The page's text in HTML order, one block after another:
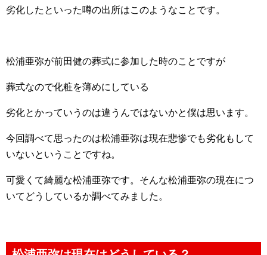
劣化したといった噂の出所はこのようなことです。
松浦亜弥が前田健の葬式に参加した時のことですが
葬式なので化粧を薄めにしている
劣化とかっていうのは違うんではないかと僕は思います。
今回調べて思ったのは松浦亜弥は現在悲惨でも劣化もして
いないということですね。
可愛くて綺麗な松浦亜弥です。そんな松浦亜弥の現在につ
いてどうしているか調べてみました。